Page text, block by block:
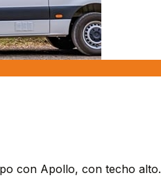
con Apollo, con techo alto.